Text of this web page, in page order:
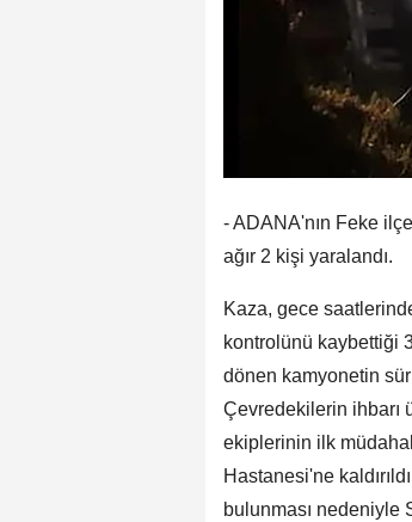
- ADANA'nın Feke
ağır 2 kişi yaralandı.
Kaza, gece
kontrolünü kaybettiği
dönen kamyonetin
Çevredekilerin ihbarı
ekiplerinin ilk
Hastanesi'ne
bulunması nedeniyle